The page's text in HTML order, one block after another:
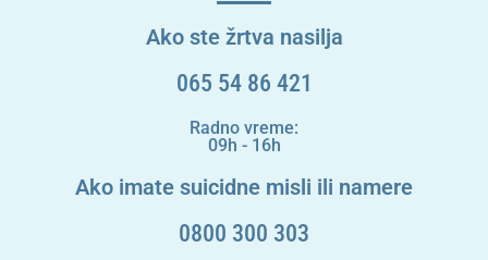
Ako ste žrtva nasilja
065 54 86 421
Radno vreme:
09h - 16h
Ako imate suicidne misli ili namere
0800 300 303